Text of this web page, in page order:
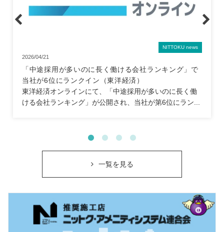
NITTOKU news
2026/04/21
「中途採用が多いのに長く働ける会社ランキング」で
当社が6位にランクイン（東洋経済）
東洋経済オンラインにて、「中途採用が多いのに長く働
ける会社ランキング」が公開され、当社が第6位にラン...
一覧を見る